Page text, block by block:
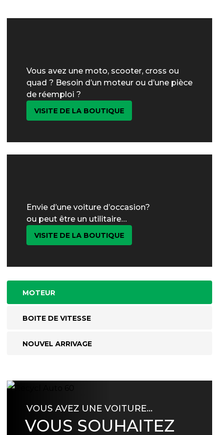
Vous avez une moto, scooter, cross ou
quad ? Besoin d’un moteur ou d’une pièce
de réemploi ?
VISITE DE LA BOUTIQUE
Envie d’une voiture d’occasion?
ou peut être un utilitaire…
VISITE DE LA BOUTIQUE
MOTEUR
BOITE DE VITESSE
NOUVEL ARRIVAGE
VOUS AVEZ UNE VOITURE…
VOUS SOUHAITEZ